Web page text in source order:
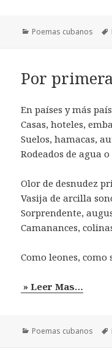
Categorías
Poemas cubanos
Por
En países y más
Casas, hoteles,
Suelos, hamacas,
Rodeados de agua
Olor de desnudez
Vasija de arcilla
Sorprendente,
Camanances,
Como leones, como
» Leer Mas…
Categorías
Poemas cubanos